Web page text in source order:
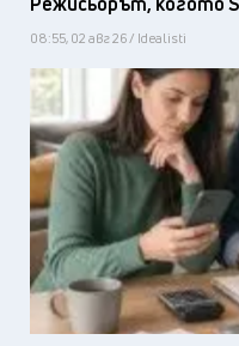
08:55, 02 авг 26 / Idealisti